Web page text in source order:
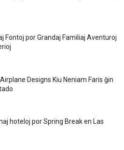
Fontoj por Grandaj Familiaj Aventuroj
Designs Kiu Neniam Faris ĝin
hoteloj por Spring Break en Las